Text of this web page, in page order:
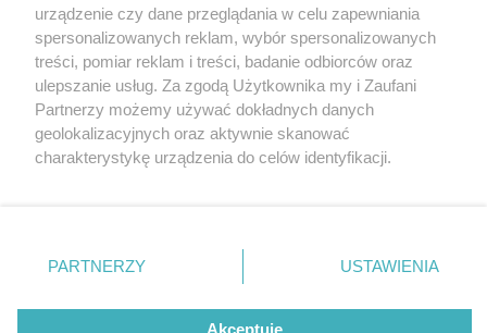
5 / 0
Nie zapomnij
zapoznać się z:
polityką prywatności regulamin korzystania z portali
Twojemiasto
Piekary Śląskie
Chorzów
Tarnowskie Góry
Gliwice
Skontakuj sięz nami
Kontakt
Wydawca
Redakcja
urządzenie czy dane przeglądania w celu zapewniania
spersonalizowanych reklam, wybór spersonalizowanych
treści, pomiar reklam i treści, badanie odbiorców oraz
ulepszanie usług. Za zgodą Użytkownika my i Zaufani
Partnerzy możemy używać dokładnych danych
geolokalizacyjnych oraz aktywnie skanować
charakterystykę urządzenia do celów identyfikacji.
zmienić/wycofać klikając przycisk ustawień prywatności
znajdujący się w lewym dolnym rogu strony
rodzaje przetwarzania danych nie wymagają zgody
użytkownika, ale masz prawo sprzeciwić się takiemu
PARTNERZY USTAWIENIA
Akceptuję